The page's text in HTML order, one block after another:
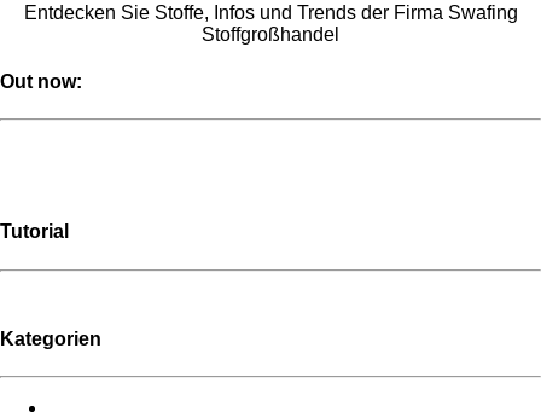
Entdecken Sie Stoffe, Infos und Trends der Firma Swafing
Stoffgroßhandel
Out now:
Tutorial
Kategorien